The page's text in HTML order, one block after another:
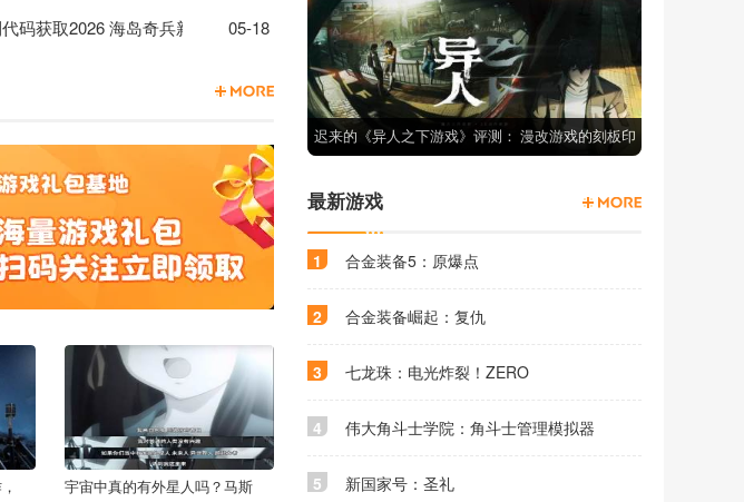
码获取2026 海岛奇兵新手玩家专属钻石礼包
05-18
宇宙中真的有外星人吗？马斯
迟来的《异人之下游戏》评测： 漫改游戏的刻板印
最新游戏
1 合金装备5：原爆点
2 合金装备崛起：复仇
3 七龙珠：电光炸裂！ZERO
4 伟大角斗士学院：角斗士管理模拟器
5 新国家号：圣礼